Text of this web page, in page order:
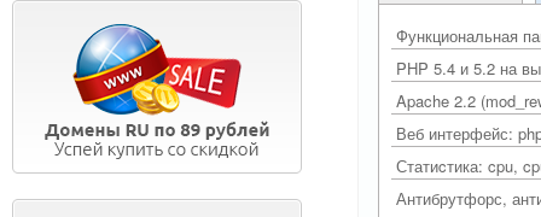
Функциональная
PHP 5.4 и 5.2 на
Apache 2.2
Веб интерфейс:
Статиcтика: cpu,
Антибрутфорс,